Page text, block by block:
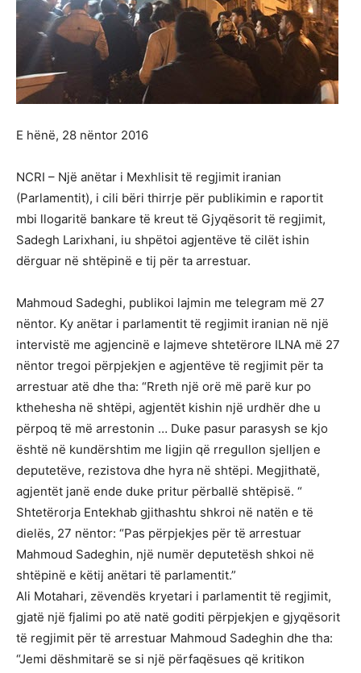
E hënë, 28 nëntor 2016
NCRI – Një anëtar i Mexhlisit të regjimit iranian
(Parlamentit), i cili bëri thirrje për publikimin e raportit
mbi llogaritë bankare të kreut të Gjyqësorit të regjimit,
Sadegh Larixhani, iu shpëtoi agjentëve të cilët ishin
dërguar në shtëpinë e tij për ta arrestuar.
Mahmoud Sadeghi, publikoi lajmin me telegram më 27
nëntor. Ky anëtar i parlamentit të regjimit iranian në një
intervistë me agjencinë e lajmeve shtetërore ILNA më 27
nëntor tregoi përpjekjen e agjentëve të regjimit për ta
arrestuar atë dhe tha: “Rreth një orë më parë kur po
kthehesha në shtëpi, agjentët kishin një urdhër dhe u
përpoq të më arrestonin … Duke pasur parasysh se kjo
është në kundërshtim me ligjin që rregullon sjelljen e
deputetëve, rezistova dhe hyra në shtëpi. Megjithatë,
agjentët janë ende duke pritur përballë shtëpisë. “
Shtetërorja Entekhab gjithashtu shkroi në natën e të
dielës, 27 nëntor: “Pas përpjekjes për të arrestuar
Mahmoud Sadeghin, një numër deputetësh shkoi në
shtëpinë e këtij anëtari të parlamentit.”
Ali Motahari, zëvendës kryetari i parlamentit të regjimit,
gjatë një fjalimi po atë natë goditi përpjekjen e gjyqësorit
të regjimit për të arrestuar Mahmoud Sadeghin dhe tha:
“Jemi dëshmitarë se si një përfaqësues që kritikon